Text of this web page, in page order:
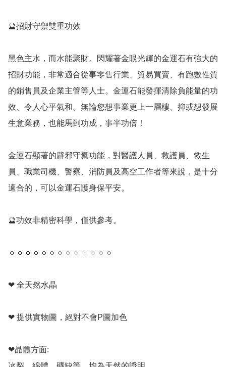
🔮招財守禦雙重功效
黑色主水，而水能聚財。閃耀著金眼光輝的金運石有強大的
招財功能，非常適合從事零售行業、貿易買賣、有跑數性質
的銷售員及企業主管等人士。金運石能發揮清除負能量的功
效、令人心平氣和。無論您想事業更上一層樓、抑或想發展
生意業務，也能馬到功成，事半功倍！
金運石顯著的辟邪守禦功能，對醫護人員、救護員、救生
員、職業司機、警察、消防員及高空工作者等來說，是十分
適合的，可以金運石護身保平安。
🔮功效非精密科學，僅供參考。
🔹️🔹️🔹️🔹️🔹️🔹️🔹️🔹️🔹️🔹️🔹️🔹️🔹️
❤ 全天然水晶
❤ 提供實物圖，絕對不會P圖加色
❤晶體方面: